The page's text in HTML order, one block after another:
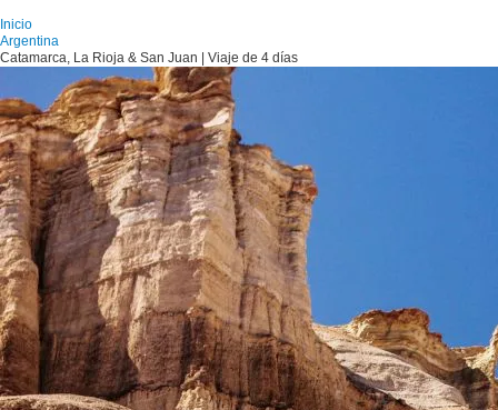
Inicio
Argentina
Catamarca, La Rioja & San Juan | Viaje de 4 días